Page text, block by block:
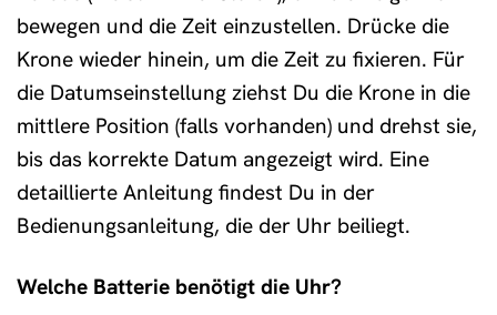
bewegen und die Zeit einzustellen. Drücke die
Krone wieder hinein, um die Zeit zu fixieren. Für
die Datumseinstellung ziehst Du die Krone in die
mittlere Position (falls vorhanden) und drehst sie,
bis das korrekte Datum angezeigt wird. Eine
detaillierte Anleitung findest Du in der
Bedienungsanleitung, die der Uhr beiliegt.
Welche Batterie benötigt die Uhr?